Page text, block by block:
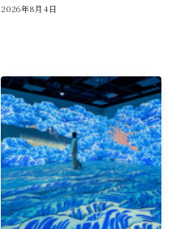
2026年8月4日